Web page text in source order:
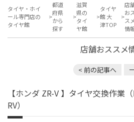
タイヤ・ホイ
ール専門店の
タイヤ館
都道
府県
から
探す
滋賀
県の
タイ
ヤ館
タイヤ
館 大
津TOP
店
お
ス
情
店舗おススメ
< 前の記事へ
【ホンダ ZR-V 】タイヤ交換作業
RV）